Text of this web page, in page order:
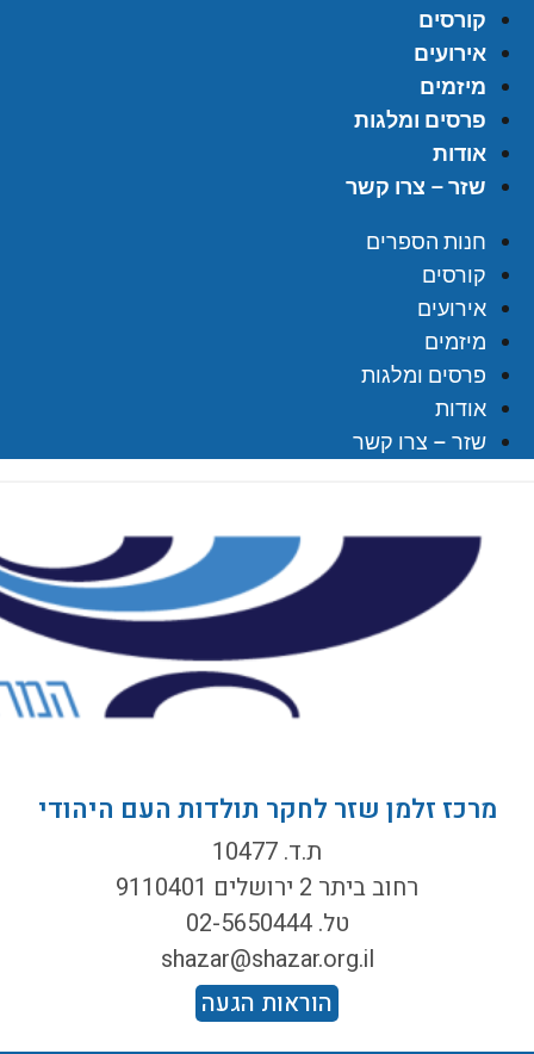
קורסים
אירועים
מיזמים
פרסים ומלגות
אודות
שזר – צרו קשר
חנות הספרים
קורסים
אירועים
מיזמים
פרסים ומלגות
אודות
שזר – צרו קשר
מרכז זלמן שזר לחקר תולדות העם היהודי
ת.ד. 10477
רחוב ביתר 2 ירושלים 9110401
טל. 02-5650444
shazar@shazar.org.il
הוראות הגעה